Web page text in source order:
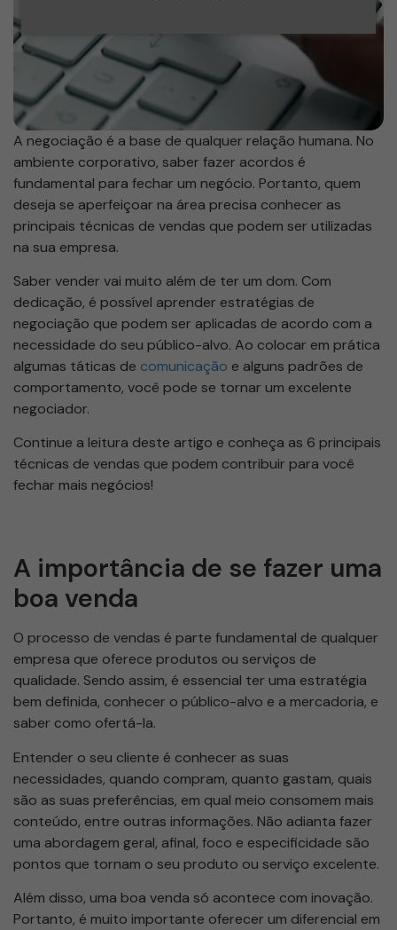
A negociação é a base de qualquer relação humana. No
ambiente corporativo, saber fazer acordos é
fundamental para fechar um negócio. Portanto, quem
deseja se aperfeiçoar na área precisa conhecer as
principais técnicas de vendas que podem ser utilizadas
na sua empresa.
Saber vender vai muito além de ter um dom. Com
dedicação, é possível aprender estratégias de
negociação que podem ser aplicadas de acordo com a
necessidade do seu público-alvo. Ao colocar em prática
algumas táticas de comunicação e alguns padrões de
comportamento, você pode se tornar um excelente
negociador.
Continue a leitura deste artigo e conheça as 6 principais
técnicas de vendas que podem contribuir para você
fechar mais negócios!
A importância de se fazer uma
boa venda
O processo de vendas é parte fundamental de qualquer
empresa que oferece produtos ou serviços de
qualidade. Sendo assim, é essencial ter uma estratégia
bem definida, conhecer o público-alvo e a mercadoria, e
saber como ofertá-la.
Entender o seu cliente é conhecer as suas
necessidades, quando compram, quanto gastam, quais
são as suas preferências, em qual meio consomem mais
conteúdo, entre outras informações. Não adianta fazer
uma abordagem geral, afinal, foco e especificidade são
pontos que tornam o seu produto ou serviço excelente.
Além disso, uma boa venda só acontece com inovação.
Portanto, é muito importante oferecer um diferencial em